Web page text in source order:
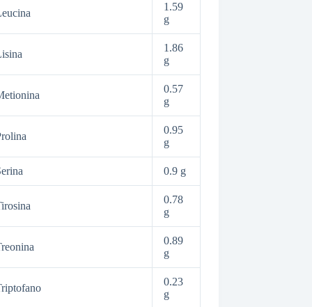
1.59
g
1.86
g
0.57
g
0.95
g
0.9 g
0.78
g
0.89
g
0.23
g